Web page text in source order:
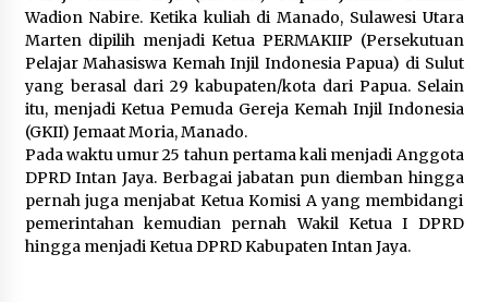
Wadion Nabire. Ketika kuliah di Manado, Sulawesi Utara
Marten dipilih menjadi Ketua PERMAKIIP (Persekutuan
Pelajar Mahasiswa Kemah Injil Indonesia Papua) di Sulut
yang berasal dari 29 kabupaten/kota dari Papua. Selain
itu, menjadi Ketua Pemuda Gereja Kemah Injil Indonesia
(GKII) Jemaat Moria, Manado.
Pada waktu umur 25 tahun pertama kali menjadi Anggota
DPRD Intan Jaya. Berbagai jabatan pun diemban hingga
pernah juga menjabat Ketua Komisi A yang membidangi
pemerintahan kemudian pernah Wakil Ketua I DPRD
hingga menjadi Ketua DPRD Kabupaten Intan Jaya.